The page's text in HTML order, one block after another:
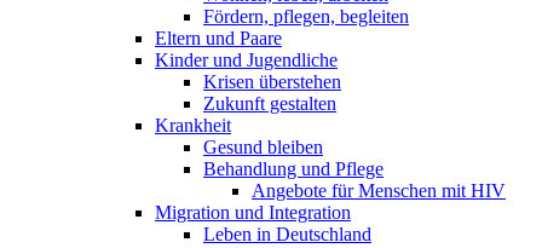
Fördern, pflegen, begleiten
Eltern und Paare
Kinder und Jugendliche
Krisen überstehen
Zukunft gestalten
Krankheit
Gesund bleiben
Behandlung und Pflege
Angebote für Menschen mit HIV
Migration und Integration
Leben in Deutschland